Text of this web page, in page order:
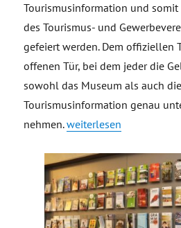
Tourismusinformation und somit
des Tourismus- und
gefeiert werden. Dem offiziellen
offenen Tür, bei dem jeder die
sowohl das Museum als auch
Tourismusinformation genau
nehmen.„Eröffnung Bibliothek,
weiterlesen